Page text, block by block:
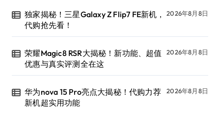
独家揭秘！三星Galaxy Z Flip7 FE新机，
代购抢先看！
2026年8月8日
荣耀Magic8 RSR大揭秘！新功能、超值
优惠与真实评测全在这
2026年8月8日
华为nova 15 Pro亮点大揭秘！代购力荐
新机超实用功能
2026年8月8日